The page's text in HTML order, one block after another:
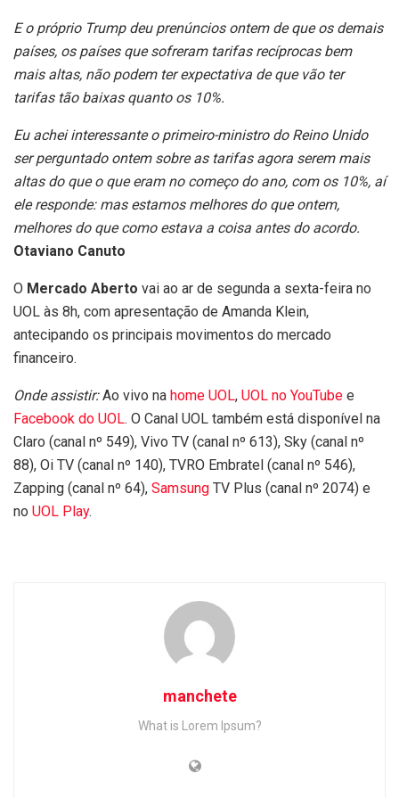
E o próprio Trump deu prenúncios ontem de que os demais
países, os países que sofreram tarifas recíprocas bem
mais altas, não podem ter expectativa de que vão ter
tarifas tão baixas quanto os 10%.
Eu achei interessante o primeiro-ministro do Reino Unido
ser perguntado ontem sobre as tarifas agora serem mais
altas do que o que eram no começo do ano, com os 10%, aí
ele responde: mas estamos melhores do que ontem,
melhores do que como estava a coisa antes do acordo.
Otaviano Canuto
O Mercado Aberto vai ao ar de segunda a sexta-feira no
UOL às 8h, com apresentação de Amanda Klein,
antecipando os principais movimentos do mercado
financeiro.
Onde assistir:Ao vivo na home UOL, UOL no YouTube e
Facebook do UOL. O Canal UOL também está disponível na
Claro (canal nº 549), Vivo TV (canal nº 613), Sky (canal nº
88), Oi TV (canal nº 140), TVRO Embratel (canal nº 546),
Zapping (canal nº 64), Samsung TV Plus (canal nº 2074) e
no UOL Play.
manchete
What is Lorem Ipsum?